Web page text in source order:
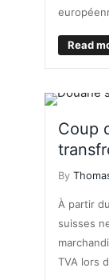
Read
Coup
By
À partir
suisses
TVA lors